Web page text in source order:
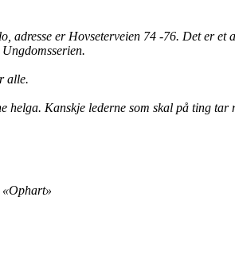
adresse er Hovseterveien 74 -76. Det er
alle.
helga. Kanskje lederne som skal på ting